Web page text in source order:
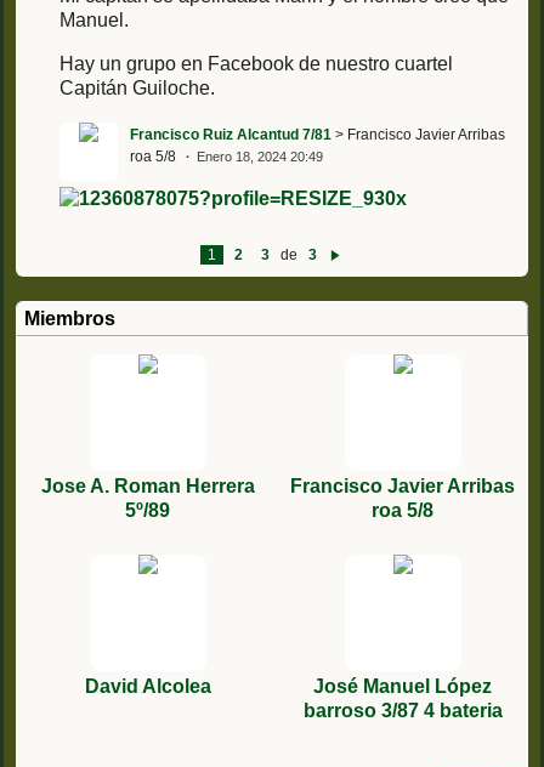
Manuel.
Hay un grupo en Facebook de nuestro cuartel
Capitán Guiloche.
Francisco Ruiz Alcantud 7/81 > Francisco Javier Arribas
roa 5/8
Enero 18, 2024 20:49
1 2 3 de
3
ui
Miembros
Jose A. Roman Herrera
5º/89
Francisco Javier Arribas
roa 5/8
David Alcolea
José Manuel López
barroso 3/87 4 bateria